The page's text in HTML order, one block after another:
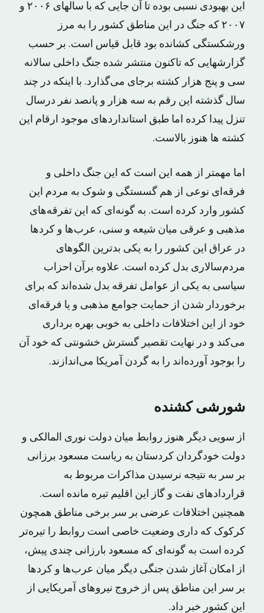
این بهبودی نسبی بوده تا آن جایی که با سالهای ۲۰۰۶ و
۲۰۰۷ که جنگ در این مناطق کشور را به مرز
ورشکستگی کشانده بود قابل قیاس است. بر حسب
گزارشهایی که تاکنون منتشر شده جنگ داخلی سالانه
سی و پنج هزار کشته برجای می‌گذارد. با اینکه در چند
سال گذشته این رقم به سه هزار و پانصد نفر درسال
تنزل پیدا کرده اما طبق استانداردهای موجود ارقام این
کشته ها هنوز بالاست.
اما مهمتر از همه این است که این جنگ داخلی و
فرقه‌ای نوعی از هم گسستگی و شوک به مردم این
کشور وارد کرده است. به گونه‌ای که این تفرقه‌های
مذهبی و عرقی میان شیعه و سنی، عرب‌ها و کردها
در عراق این کشور را به یکی بدترین الگوهای
مردم‌سالاری بدل کرده است. علاوه برآن احزاب
سیاسی به یکی از عوامل تفرقه بدل شده‌اند که برای
برخوردار شدن از حمایت جوامع مذهبی و یا فرقه‌ای
خود از این اختلافات داخلی به خوبی بهره برداری
می‌کند و در نهایت تقصیر گسترش خشونتی که خود آن
را بوجود آورده‌اند را به گردن آمریکا می‌اندازند.
شورشی کشنده
از سویی دیگر هنوز روابط میان دولت نوری المالکی و
دولت خودگردان کردستان به ریاست مسعود برزانی
بر سر به نتیجه نرسیدن مذاکرات مربوط به
قراردادهای نفت و گاز این اقلیم تیره مانده است.
همچنین اختلافات عرضی بر سر برخی مناطق همچون
کرکوک که داری وضعیت خاصی است روابط را تیره‌تر
کرده است به گونه‌ای که مسعود بارزانی چندی پیش،
از امکان آغاز شدن جنگی دیگر میان عرب‌ها و کردها
بر سر این مناطق پس از خروج نیروهای آمریکایی از
این کشور خبر داد.